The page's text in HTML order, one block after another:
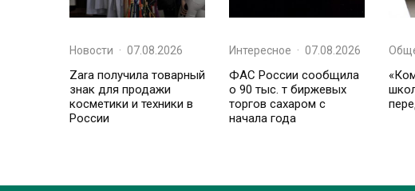
Новости · 07.08.2026
Zara получила товарный
знак для продажи
косметики и техники в
России
Интересное · 07.08.2026
ФАС России сообщила
о 90 тыс. т биржевых
торгов сахаром с
начала года